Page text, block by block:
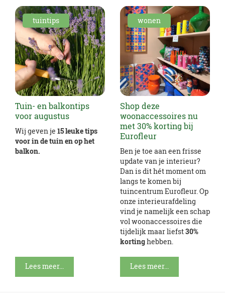
tuintips
Tuin- en balkontips
voor augustus
Wij geven je 15 leuke tips
voor in de tuin en op het
balkon.
Lees meer...
wonen
Shop deze
woonaccessoires nu
met 30% korting bij
Eurofleur
Ben je toe aan een frisse
update van je interieur?
Dan is dit hét moment om
langs te komen bij
tuincentrum Eurofleur. Op
onze interieurafdeling
vind je namelijk een schap
vol woonaccessoires die
tijdelijk maar liefst30%
kortinghebben.
Lees meer...